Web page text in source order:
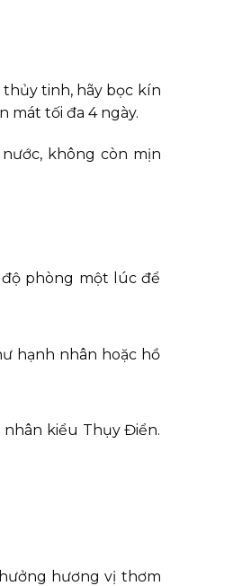
tinh, hãy bọc kín
mát tối đa 4 ngày.
không còn mịn
phòng một lúc để
hạnh nhân hoặc hồ
kiểu Thụy Điển.
hương vị thơm